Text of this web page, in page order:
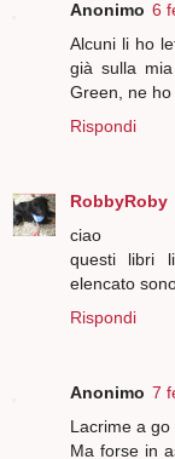
Anonimo 6
Alcuni li ho
già sulla
Green, ne
Rispondi
RobbyRoby
ciao
questi libri
elencato
Rispondi
Anonimo 7
Lacrime a go
Ma forse in